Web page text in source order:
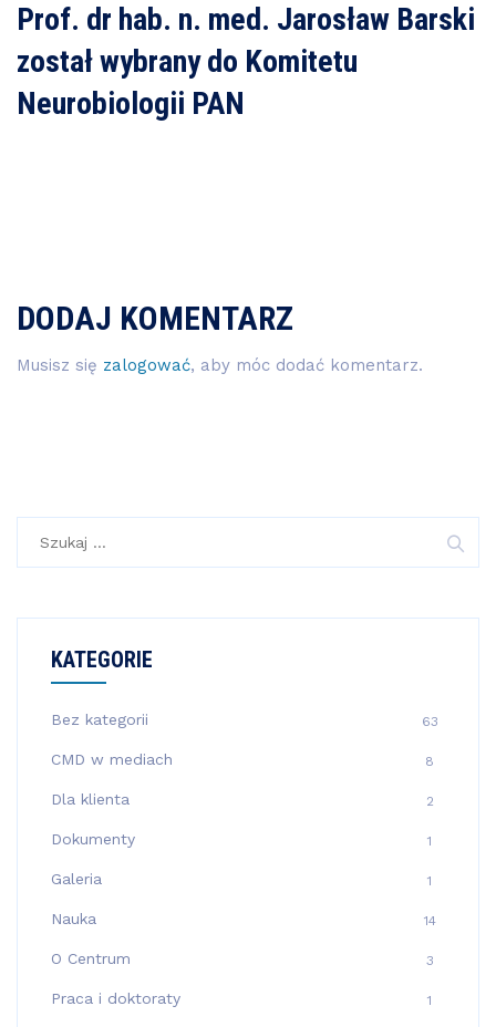
Prof. dr hab. n. med. Jarosław Barski
został wybrany do Komitetu
Neurobiologii PAN
DODAJ KOMENTARZ
Musisz się zalogować, aby móc dodać komentarz.
KATEGORIE
Bez kategorii 63
CMD w mediach 8
Dla klienta 2
Dokumenty 1
Galeria 1
Nauka 14
O Centrum 3
Praca i doktoraty 1